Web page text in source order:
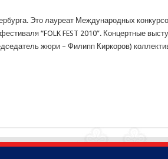
Это лауреат Международных
“FOLK FEST 2010”. Концертные
жюри – Филипп Киркоров)